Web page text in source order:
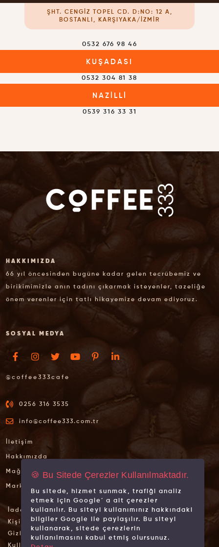
ŞHT. CENGIZ TOPEL CD. D:NO: 12 A,
BOSTANLI, KARŞIYAKA/İZMIR
0532 676 98 46
KUŞADASI
0532 304 81 38
NAZILLI
0539 316 33 31
HAKKIMIZDA
66 yıl öncesinden bugüne kadar gelen tecrübemiz ve
birikimimizle anın tadını çıkarmak isteyenler, tazeliğe
önem verenler için tatlı hikayemize devam ediyoruz.
SOSYAL MEDYA
@coffee333cafe
0256 316 3535
info@coffee333.com.tr
İletişim
Hakkımızda
Mağazalarımız
Markalarımız
İade İptal Şartları
Kişisel Verilerin Korunması
Gizlilik İlkeleri
Kullanım Koşulları
🍪 Bu Sitede Çerezler Kullanılmaktadır.
Bu sitede, hizmet sunmak, trafiği analiz
etmek için Google´ a ait çerezler
kullanılır. Bu siteyi kullanımınız hakkındaki
bilgiler Google ile paylaşılır. Bu siteyi
kullanarak, sitede çerezlerin
kullanılmasını kabul etmiş olursunuz.